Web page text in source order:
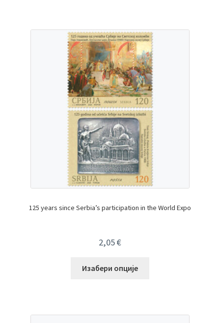
125 years since Serbia’s participation in the World Expo
2,05€
Изабери опције